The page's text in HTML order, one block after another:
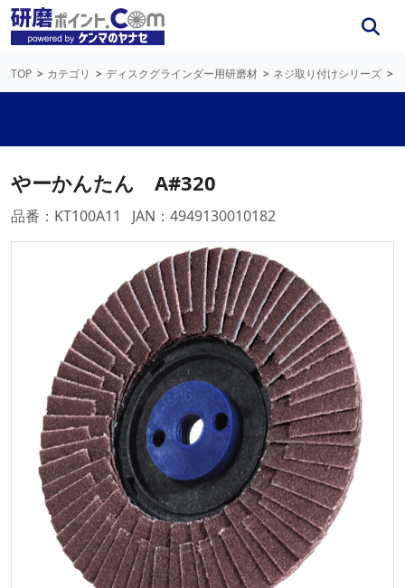
TOP カテゴリ ディスクグラインダー用研磨材 ネジ取り付けシリーズ
やーかんたん A#320
品番：KT100A11 JAN：4949130010182